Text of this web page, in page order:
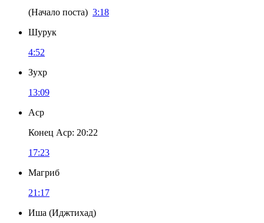
(Начало поста) 3:18
Шурук
4:52
Зухр
13:09
Аср
Конец Аср: 20:22
17:23
Магриб
21:17
Иша (Иджтихад)